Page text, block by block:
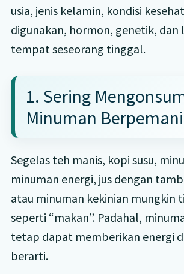
usia, jenis kelamin, kondisi
digunakan, hormon, genetik, dan
tempat seseorang tinggal.
1. Sering
Minuman
Segelas teh manis, kopi susu,
minuman energi, jus dengan
atau minuman kekinian mungkin
seperti “makan”. Padahal,
tetap dapat memberikan energi
berarti.